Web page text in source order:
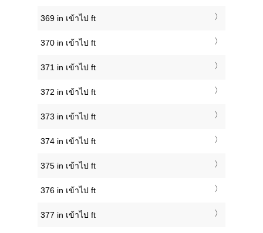
369 in เข้าไป ft
370 in เข้าไป ft
371 in เข้าไป ft
372 in เข้าไป ft
373 in เข้าไป ft
374 in เข้าไป ft
375 in เข้าไป ft
376 in เข้าไป ft
377 in เข้าไป ft